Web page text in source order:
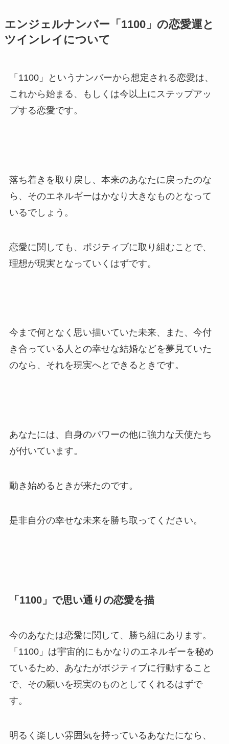
エンジェルナンバー「1100」の恋愛運と
ツインレイについて
「1100」というナンバーから想定される恋愛は、
これから始まる、もしくは今以上にステップアッ
プする恋愛です。
落ち着きを取り戻し、本来のあなたに戻ったのな
ら、そのエネルギーはかなり大きなものとなって
いるでしょう。
恋愛に関しても、ポジティブに取り組むことで、
理想が現実となっていくはずです。
今まで何となく思い描いていた未来、また、今付
き合っている人との幸せな結婚などを夢見ていた
のなら、それを現実へとできるときです。
あなたには、自身のパワーの他に強力な天使たち
が付いています。
動き始めるときが来たのです。
是非自分の幸せな未来を勝ち取ってください。
「1100」で思い通りの恋愛を描
今のあなたは恋愛に関して、勝ち組にあります。
「1100」は宇宙的にもかなりのエネルギーを秘め
ているため、あなたがポジティブに行動すること
で、その願いを現実のものとしてくれるはずで
す。
明るく楽しい雰囲気を持っているあなたになら、